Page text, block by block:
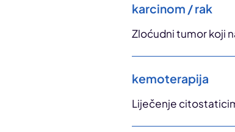
karcinom / rak
Zloćudni tumor koji
kemoterapija
Liječenje